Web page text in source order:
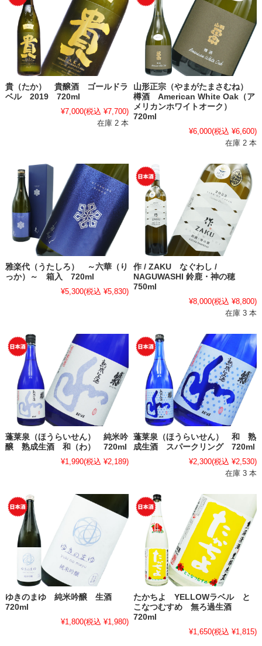
貴（たか） 貴醸酒 ゴールドラ
ベル 2019 720ml
¥7,000(税込 ¥7,700)
在庫 2 本
山形正宗（やまがたまさむね）
樽酒 American White Oak（ア
メリカンホワイトオーク）
720ml
¥6,000(税込 ¥6,600)
在庫 2 本
雅楽代（うたしろ） ～六華（り
っか）～ 箱入 720ml
¥5,300(税込 ¥5,830)
作 / ZAKU なぐわし /
NAGUWASHI 鈴鹿・神の穂
750ml
¥8,000(税込 ¥8,800)
在庫 3 本
蓬莱泉（ほうらいせん） 純米吟
醸 熟成生酒 和（わ） 720ml
¥1,990(税込 ¥2,189)
蓬莱泉（ほうらいせん） 和 熟
成生酒 スパークリング 720ml
¥2,300(税込 ¥2,530)
在庫 3 本
ゆきのまゆ 純米吟醸 生酒
720ml
¥1,800(税込 ¥1,980)
たかちよ YELLOWラベル と
こなつむすめ 無ろ過生酒
720ml
¥1,650(税込 ¥1,815)